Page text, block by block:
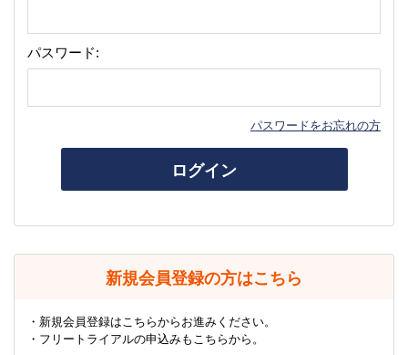
パスワード:
パスワードをお忘れの方
ログイン
新規会員登録の方はこちら
・新規会員登録はこちらからお進みください。
・フリートライアルの申込みもこちらから。